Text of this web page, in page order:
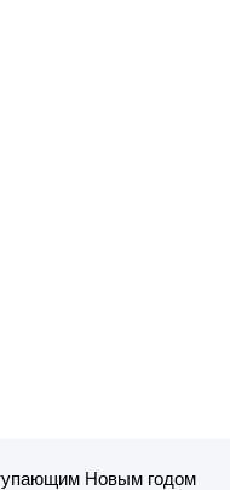
Новым годом